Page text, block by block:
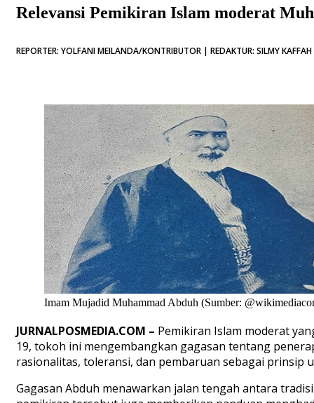
Relevansi Pemikiran Islam moderat
REPORTER: YOLFANI MEILANDA/KONTRIBUTOR | REDAKTUR: SILMY
Imam Mujadid Muhammad Abduh (Sumber:
JURNALPOSMEDIA.COM – Pemikiran Islam moderat
19, tokoh ini mengembangkan gagasan tentang
rasionalitas, toleransi, dan pembaruan sebagai prinsip
Gagasan Abduh menawarkan jalan tengah antara